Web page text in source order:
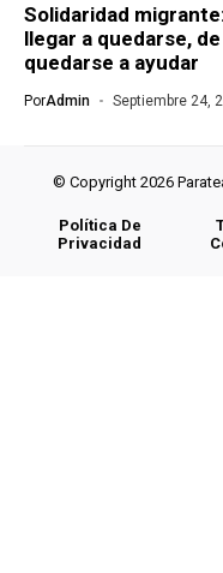
Solidaridad
llegar a quedarse, de
quedarse a ayudar
PorAdmin Septiembre 24,
© Copyright 2026
Política De
Privacidad